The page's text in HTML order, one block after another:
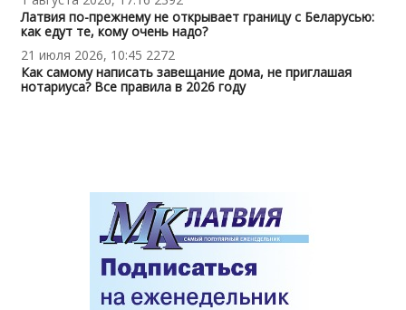
Латвия по-прежнему не открывает границу с Беларусью:
как едут те, кому очень надо?
21 июля 2026, 10:45 2272
Как самому написать завещание дома, не приглашая
нотариуса? Все правила в 2026 году